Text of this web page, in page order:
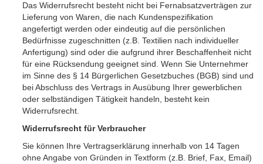
Das Widerrufsrecht besteht nicht bei Fernabsatzverträgen zur
Lieferung von Waren, die nach Kundenspezifikation
angefertigt werden oder eindeutig auf die persönlichen
Bedürfnisse zugeschnitten (z.B. Textilien nach individueller
Anfertigung) sind oder die aufgrund ihrer Beschaffenheit nicht
für eine Rücksendung geeignet sind. Wenn Sie Unternehmer
im Sinne des § 14 Bürgerlichen Gesetzbuches (BGB) sind und
bei Abschluss des Vertrags in Ausübung Ihrer gewerblichen
oder selbständigen Tätigkeit handeln, besteht kein
Widerrufsrecht.
Widerrufsrecht für Verbraucher
Sie können Ihre Vertragserklärung innerhalb von 14 Tagen
ohne Angabe von Gründen in Textform (z.B. Brief, Fax, Email)